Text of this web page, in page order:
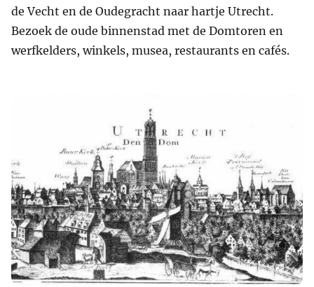
de Vecht en de Oudegracht naar hartje Utrecht.
Bezoek de oude binnenstad met de Domtoren en
werfkelders, winkels, musea, restaurants en cafés.